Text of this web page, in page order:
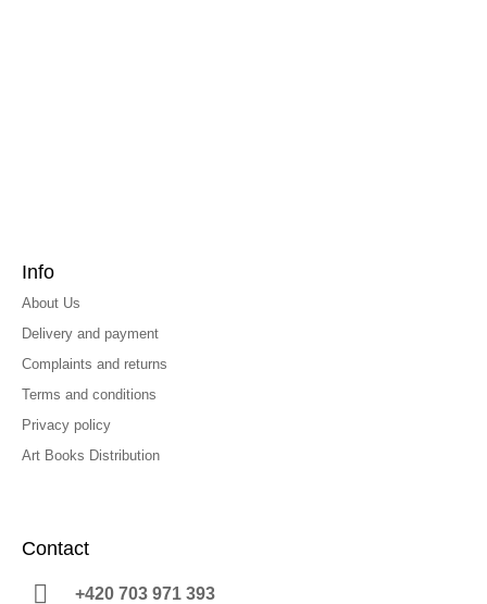
Info
About Us
Delivery and payment
Complaints and returns
Terms and conditions
Privacy policy
Art Books Distribution
Contact
+420 703 971 393